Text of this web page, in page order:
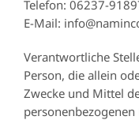
Telefon: 06237-
E-Mail:
Verantwortliche
Person, die allein
Zwecke und Mittel